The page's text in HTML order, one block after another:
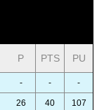
P PTS PU
- - -
26 40 107